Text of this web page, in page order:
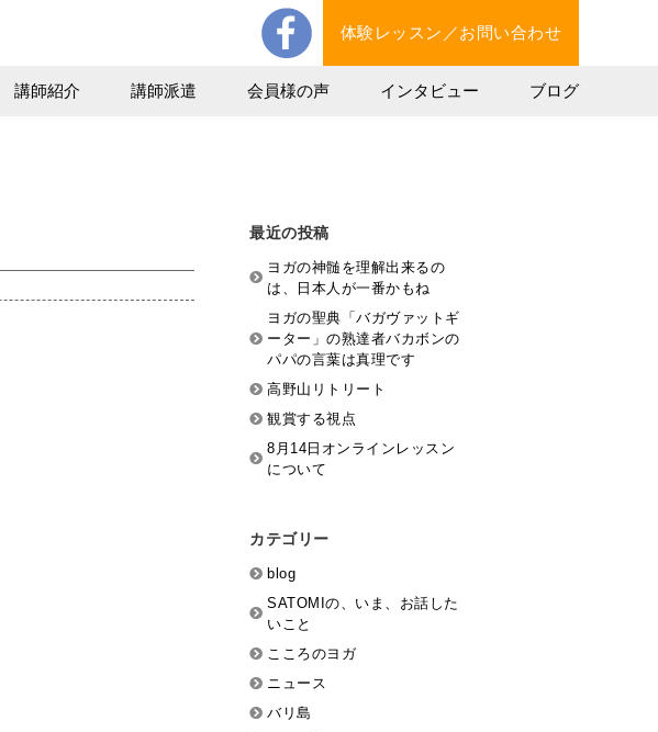
体験レッスン／お問い合わせ
講師紹介 講師派遣 会員様の声 インタビュー ブログ
最近の投稿
ヨガの神髄を理解出来るの
は、日本人が一番かもね
ヨガの聖典「バガヴァットギ
ーター」の熟達者バカボンの
パパの言葉は真理です
高野山リトリート
観賞する視点
8月14日オンラインレッスン
について
カテゴリー
blog
SATOMIの、いま、お話した
いこと
こころのヨガ
ニュース
バリ島